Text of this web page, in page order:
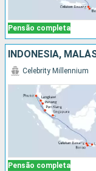
Pensão completa
Pensão completa
Celebrity Millennium